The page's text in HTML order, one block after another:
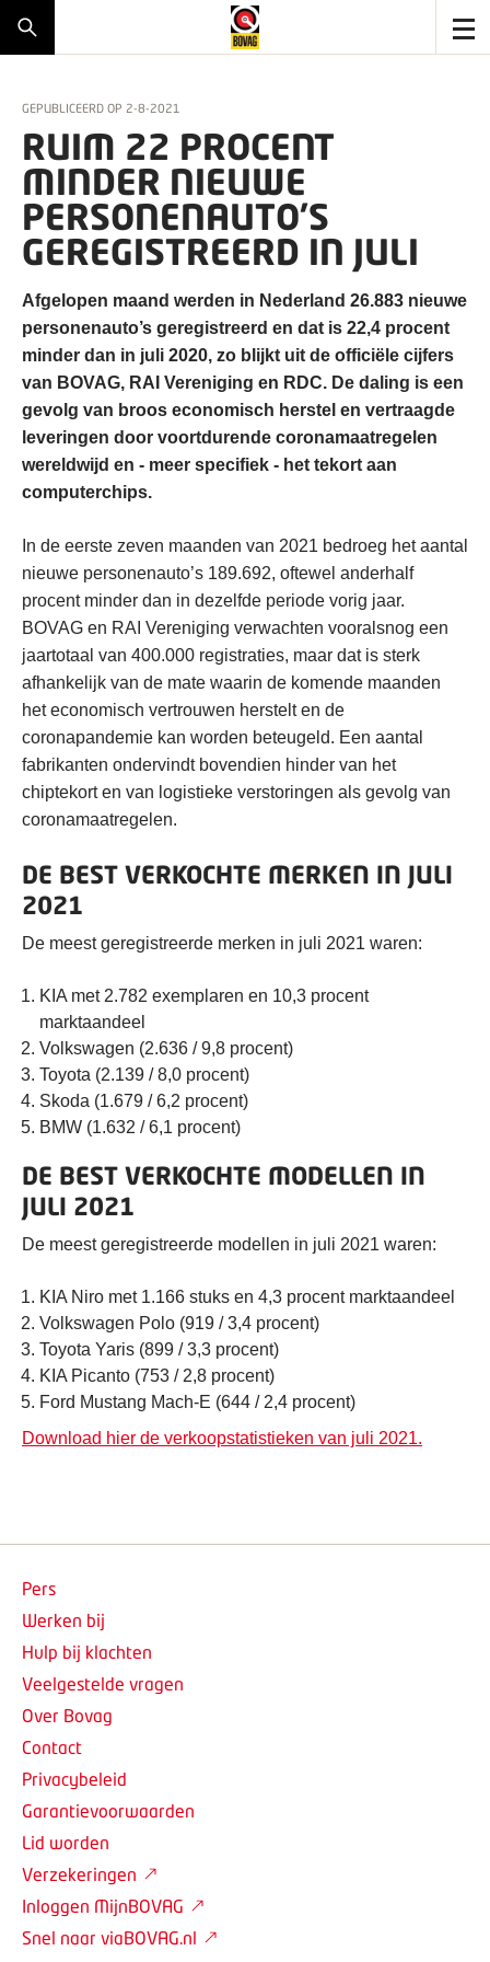
GEPUBLICEERD OP 2-8-2021
RUIM 22 PROCENT
MINDER NIEUWE
PERSONENAUTO’S
GEREGISTREERD IN JULI
Afgelopen maand werden in Nederland 26.883 nieuwe
personenauto’s geregistreerd en dat is 22,4 procent
minder dan in juli 2020, zo blijkt uit de officiële cijfers
van BOVAG, RAI Vereniging en RDC. De daling is een
gevolg van broos economisch herstel en vertraagde
leveringen door voortdurende coronamaatregelen
wereldwijd en - meer specifiek - het tekort aan
computerchips.
In de eerste zeven maanden van 2021 bedroeg het aantal
nieuwe personenauto’s 189.692, oftewel anderhalf
procent minder dan in dezelfde periode vorig jaar.
BOVAG en RAI Vereniging verwachten vooralsnog een
jaartotaal van 400.000 registraties, maar dat is sterk
afhankelijk van de mate waarin de komende maanden
het economisch vertrouwen herstelt en de
coronapandemie kan worden beteugeld. Een aantal
fabrikanten ondervindt bovendien hinder van het
chiptekort en van logistieke verstoringen als gevolg van
coronamaatregelen.
DE BEST VERKOCHTE MERKEN IN JULI
2021
De meest geregistreerde merken in juli 2021 waren:
KIA met 2.782 exemplaren en 10,3 procent
marktaandeel
Volkswagen (2.636 / 9,8 procent)
Toyota (2.139 / 8,0 procent)
Skoda (1.679 / 6,2 procent)
BMW (1.632 / 6,1 procent)
DE BEST VERKOCHTE MODELLEN IN
JULI 2021
De meest geregistreerde modellen in juli 2021 waren:
KIA Niro met 1.166 stuks en 4,3 procent marktaandeel
Volkswagen Polo (919 / 3,4 procent)
Toyota Yaris (899 / 3,3 procent)
KIA Picanto (753 / 2,8 procent)
Ford Mustang Mach-E (644 / 2,4 procent)
Download hier de verkoopstatistieken van juli 2021.
Pers
Werken bij
Hulp bij klachten
Veelgestelde vragen
Over Bovag
Contact
Privacybeleid
Garantievoorwaarden
Lid worden
Verzekeringen
Inloggen MijnBOVAG
Snel naar viaBOVAG.nl